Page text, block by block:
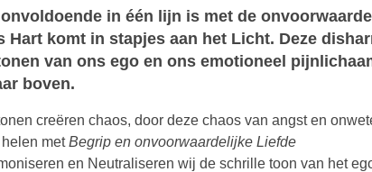
in één lijn is met de
Hart komt in stapjes aan het Licht. Deze
van ons ego en ons emotioneel
boven.
creëren chaos, door deze chaos van angst en
metBegrip en onvoorwaardelijke Liefde
en Neutraliseren wij de schrille toon van het